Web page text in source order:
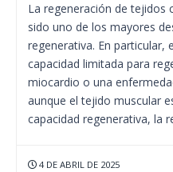
La regeneración de tejidos
sido uno de los mayores
regenerativa. En particular,
capacidad limitada para
miocardio o una
aunque el tejido muscular
capacidad regenerativa, la
4 DE ABRIL DE 2025